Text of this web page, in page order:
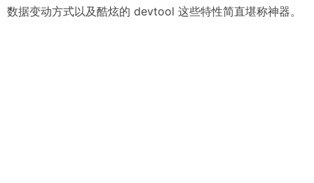
数据变动方式以及酷炫的 devtool 这些特性简直堪称神器。